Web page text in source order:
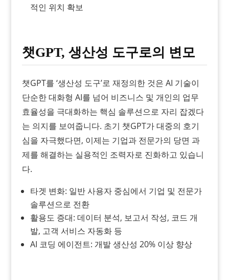
적인 위치 확보
챗GPT, 생산성 도구로의 변모
챗GPT를 ‘생산성 도구’로 재정의한 것은 AI 기술이
단순한 대화형 AI를 넘어 비즈니스 및 개인의 업무
효율성을 극대화하는 핵심 솔루션으로 자리 잡겠다
는 의지를 보여줍니다. 초기 챗GPT가 대중의 호기
심을 자극했다면, 이제는 기업과 전문가의 당면 과
제를 해결하는 실용적인 조력자로 진화하고 있습니
다.
타겟 변화: 일반 사용자 중심에서 기업 및 전문가
솔루션으로 전환
활용도 증대: 데이터 분석, 보고서 작성, 코드 개
발, 고객 서비스 자동화 등
AI 코딩 에이전트: 개발 생산성 20% 이상 향상